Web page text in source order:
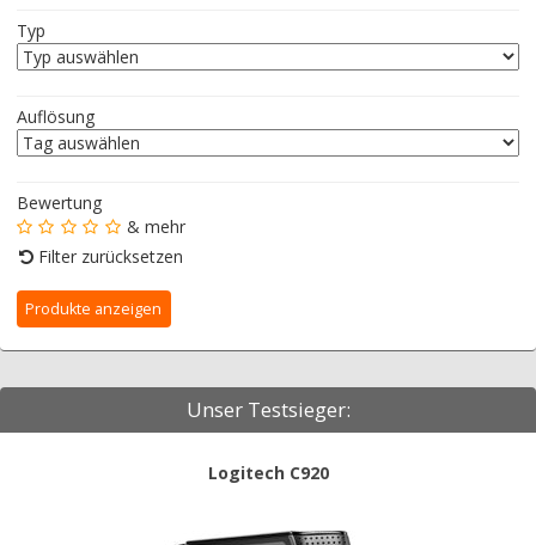
Typ
Auflösung
Bewertung
& mehr
Filter zurücksetzen
Unser Testsieger:
Logitech C920